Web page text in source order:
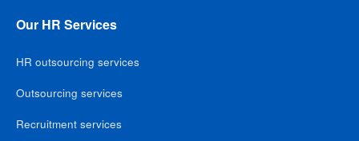
Our HR Services
HR outsourcing services
Outsourcing services
Recruitment services